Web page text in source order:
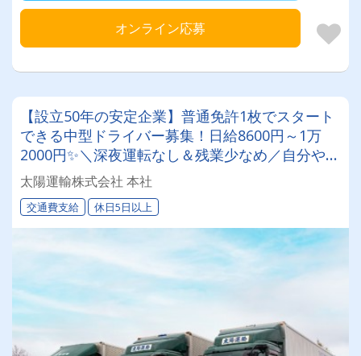
オンライン応募
【設立50年の安定企業】普通免許1枚でスタート
できる中型ドライバー募集！日給8600円～1万
2000円✨＼深夜運転なし＆残業少なめ／自分や家
族との時間を大切にしながら働けます♪ ★一人一
台の専用車両
太陽運輸株式会社 本社
交通費支給 休日5日以上